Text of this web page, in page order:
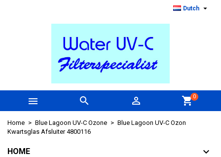
Dutch 
   shopping_cart0
Home Blue Lagoon UV-C Ozone
Blue Lagoon UV-C Ozon
Kwartsglas Afsluiter 4800116
HOME